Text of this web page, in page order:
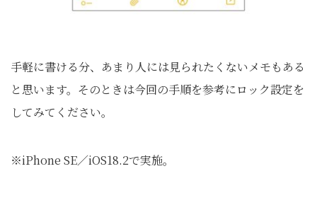
手軽に書ける分、あまり人には見られたくないメモもある
と思います。そのときは今回の手順を参考にロック設定を
してみてください。
※iPhone SE／iOS18.2で実施。